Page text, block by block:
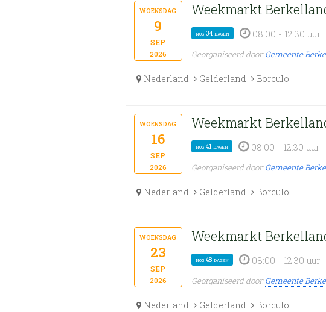
woensdag
9
sep
2026
Weekmarkt
nog 34 dagen 08:00 - 12:30 uur
Georganiseerd door:Gemeente
Nederland Gelderland Borculo
woensdag
16
sep
2026
Weekmarkt
nog 41 dagen 08:00 - 12:30 uur
Georganiseerd door:Gemeente
Nederland Gelderland Borculo
woensdag
23
sep
2026
Weekmarkt
nog 48 dagen 08:00 - 12:30 uur
Georganiseerd door:Gemeente
Nederland Gelderland Borculo